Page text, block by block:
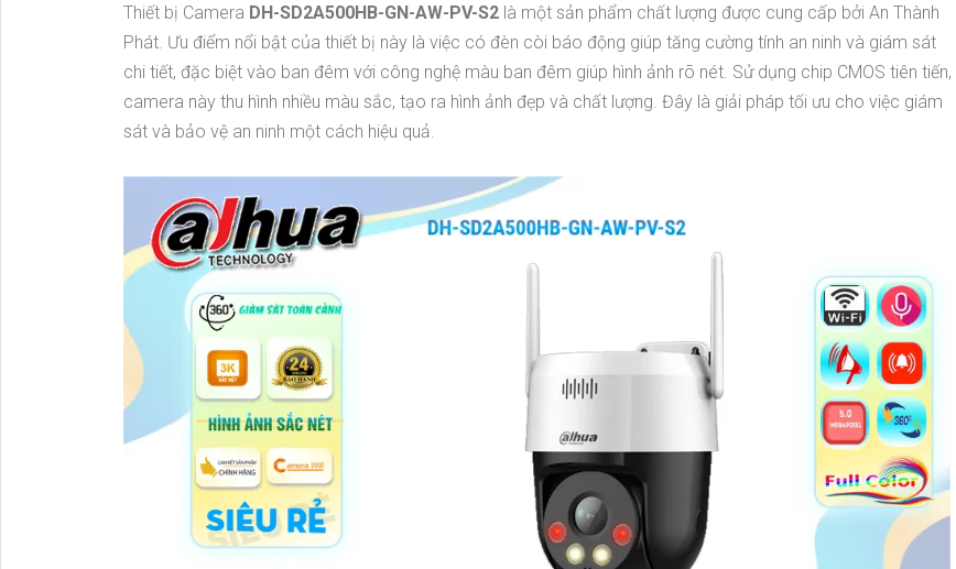
Thiết bị Camera DH-SD2A500HB-GN-AW-PV-S2 là một sản phẩm chất lượng được cung cấp bởi An Thành
Phát. Ưu điểm nổi bật của thiết bị này là việc có đèn còi báo động giúp tăng cường tính an ninh và giám sát
chi tiết, đặc biệt vào ban đêm với công nghệ màu ban đêm giúp hình ảnh rõ nét. Sử dụng chip CMOS tiên tiến,
camera này thu hình nhiều màu sắc, tạo ra hình ảnh đẹp và chất lượng. Đây là giải pháp tối ưu cho việc giám
sát và bảo vệ an ninh một cách hiệu quả.